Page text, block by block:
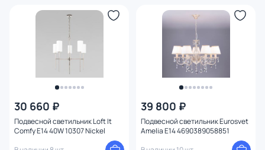
30 660 ₽
Подвесной светильник Loft It
Comfy E14 40W 10307 Nickel
39 800 ₽
Подвесной светильник Eurosvet
Amelia E14 4690389058851